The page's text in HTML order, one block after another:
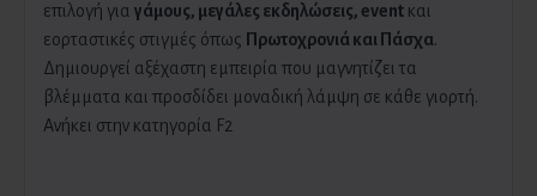
επιλογή για γάμους, μεγάλες εκδηλώσεις, event και
εορταστικές στιγμές όπως Πρωτοχρονιά και Πάσχα.
Δημιουργεί αξέχαστη εμπειρία που μαγνητίζει τα
βλέμματα και προσδίδει μοναδική λάμψη σε κάθε γιορτή.
Ανήκει στην κατηγορία F2